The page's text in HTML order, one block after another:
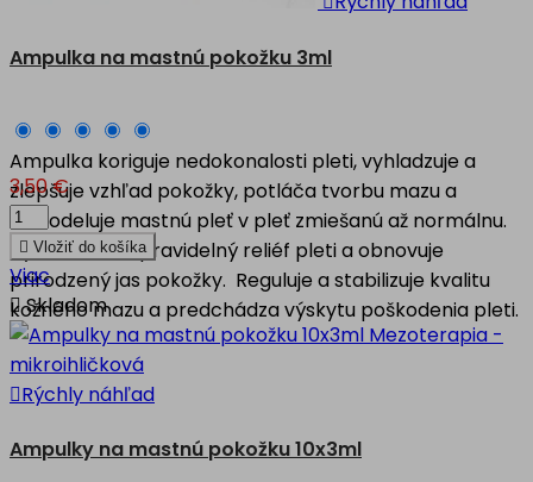
Ampulka na mastnú pokožku 3ml
Ampulka koriguje nedokonalosti pleti, vyhladzuje a
zlepšuje vzhľad pokožky, potláča tvorbu mazu a
remodeluje mastnú pleť v pleť zmiešanú až normálnu.
Vyrovnáva nepravidelný reliéf pleti a obnovuje
prirodzený jas pokožky. Reguluje a stabilizuje kvalitu
kožného mazu a predchádza výskytu poškodenia pleti.
3,50 €
 Vložiť do košíka
Viac
Skladom
Rýchly náhľad
Ampulky na mastnú pokožku 10x3ml